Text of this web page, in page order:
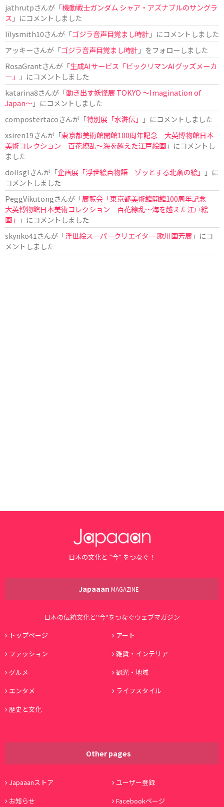
jathrutpさんが「機動戦士ガンダム シャア・アズナブルのサングラ
ス 」にコメントしました
lilysmith10さんが「ゴジラ音声目覚まし時計」にコメントしました
アッキーさんが「ゴジラ音声目覚まし時計」をフォローしました
RosaGrantさんが「生成AIサービス「ビックリマンAIグッズメーカ
ー」
」にコメントしました
katarina8さんが「動き出す妖怪展 TOKYO 〜Imagination of
Japan〜」にコメントしました
compostertacoさんが「特別展「水滸伝」
」にコメントしました
xsiren19さんが「東京都美術館開館100周年記念 大英博物館日本
美術コレクション 百花繚乱～海を越えた江戸絵画」にコメントし
ました
dollsglさんが「企画展「浮世絵百物語 ゾッとする北斎の絵」
」に
コメントしました
PeggVikutongさんが「展覧会「東京都美術館開館100周年記念
大英博物館日本美術コレクション 百花繚乱〜海を越えた江戸絵
画」
」にコメントしました
skynko41 さんが「浮世絵スーパークリエイター 歌川国芳展 」にコ
メントしました
日本の文化と ”今” をつなぐ！
Japaaan MAGAZINE
日本の伝統文化と"今"をつなぐウェブマガジン
トップページ
アート
ファッション
雑貨・インテリア
グルメ
観光・地域
エンタメ
ライフスタイル
歴史と文化
Other pages
Japaaanストア
ユーザー登録
お知らせ
Facebookページ